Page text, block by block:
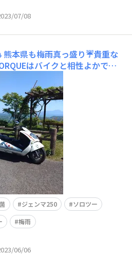
07/08
熊本県も梅雨真っ盛り☔貴重な
はバイクと相性よかです
ジェンマ250
ソロツー
梅雨
06/06